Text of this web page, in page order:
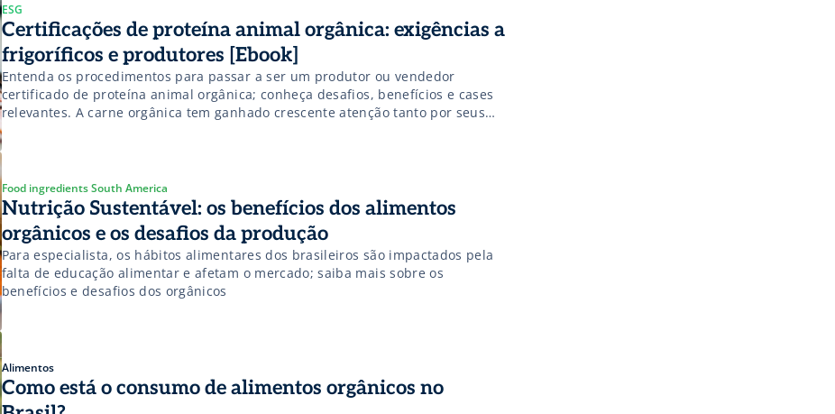
ESG
Certificações de proteína animal orgânica: exigências a
frigoríficos e produtores [Ebook]
Entenda os procedimentos para passar a ser um produtor ou vendedor
certificado de proteína animal orgânica; conheça desafios, benefícios e cases
relevantes. A carne orgânica tem ganhado crescente atenção tanto por seus
benefícios ambientais quanto por suas exigências rigorosas de produção. De
acordo com a WWF, a carne orgânica certificada se distingue por um sistema
[…]
Food ingredients South America
Nutrição Sustentável: os benefícios dos alimentos
orgânicos e os desafios da produção
Para especialista, os hábitos alimentares dos brasileiros são impactados pela
falta de educação alimentar e afetam o mercado; saiba mais sobre os
benefícios e desafios dos orgânicos
Alimentos
Como está o consumo de alimentos orgânicos no